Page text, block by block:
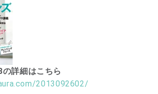
詳細はこちら
2013092602/